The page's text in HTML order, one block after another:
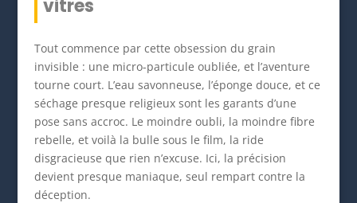
vitres
Tout commence par cette obsession du grain
invisible : une micro-particule oubliée, et l’aventure
tourne court. L’eau savonneuse, l’éponge douce, et ce
séchage presque religieux sont les garants d’une
pose sans accroc. Le moindre oubli, la moindre fibre
rebelle, et voilà la bulle sous le film, la ride
disgracieuse que rien n’excuse. Ici, la précision
devient presque maniaque, seul rempart contre la
déception.